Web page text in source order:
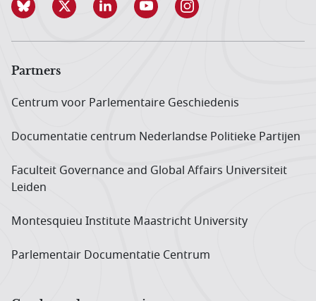
Partners
Centrum voor Parlementaire Geschiedenis
Documentatie centrum Neder­landse Politieke Partijen
Faculteit Governance and Global Affairs Universiteit
Leiden
Montesquieu Institute Maastricht University
Parlementair Documentatie Centrum